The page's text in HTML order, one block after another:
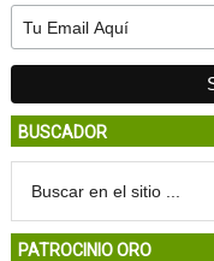
BUSCADOR
PATROCINIO ORO